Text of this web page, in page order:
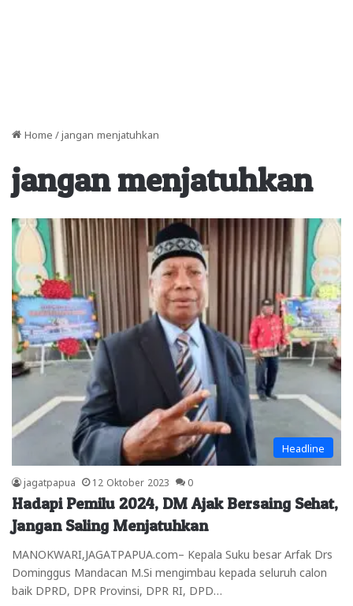
Home / jangan menjatuhkan
jangan menjatuhkan
Headline
jagatpapua 12 Oktober 2023 0
Hadapi Pemilu 2024, DM Ajak Bersaing Sehat,
Jangan Saling Menjatuhkan
MANOKWARI,JAGATPAPUA.com– Kepala Suku besar Arfak Drs
Dominggus Mandacan M.Si mengimbau kepada seluruh calon
baik DPRD, DPR Provinsi, DPR RI, DPD…